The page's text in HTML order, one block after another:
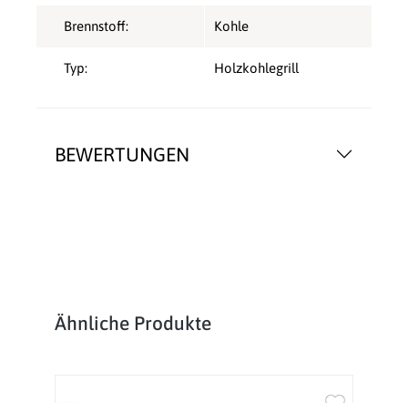
BEWERTUNGEN
Brennstoff: Kohle
Typ: Holzkohlegrill
Produktgalerie überspringen
Ähnliche Produkte